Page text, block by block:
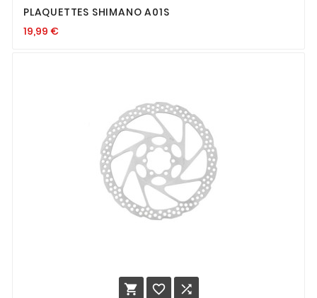
PLAQUETTES SHIMANO A01S
19,99 €
  